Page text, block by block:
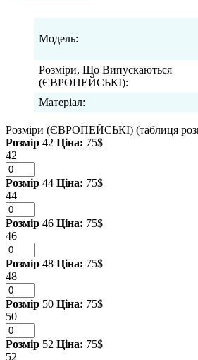
Модель:
Розміри, Що Випускаються
(ЄВРОПЕЙСЬКІ):
Матеріал:
Розміри (ЄВРОПЕЙСЬКІ) (таблиця
Розмір 42 Ціна: 75$
42
Розмір 44 Ціна: 75$
44
Розмір 46 Ціна: 75$
46
Розмір 48 Ціна: 75$
48
Розмір 50 Ціна: 75$
50
Розмір 52 Ціна: 75$
52